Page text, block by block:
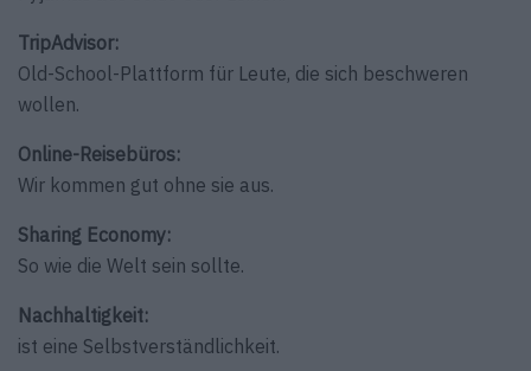
TripAdvisor:
Old-School-Plattform für Leute, die sich beschweren
wollen.
Online-Reisebüros:
Wir kommen gut ohne sie aus.
Sharing Economy:
So wie die Welt sein sollte.
Nachhaltigkeit:
ist eine Selbstverständlichkeit.